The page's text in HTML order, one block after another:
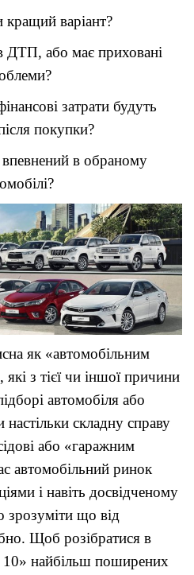
кращий варіант?
ДТП, або має приховані
затрати будуть
покупки?
в обраному
як «автомобільним
з тієї чи іншої причини
автомобіля або
складну справу
або «гаражним
автомобільний ринок
і навіть досвідченому
зрозуміти що від
Щоб розібратися в
10» найбільш поширених